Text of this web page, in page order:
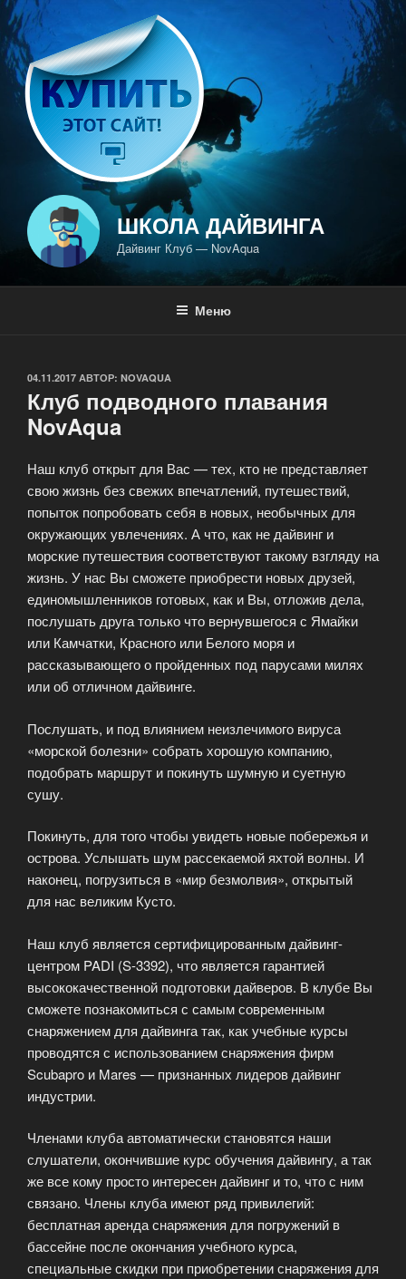
Перейти
к
содержимому
ШКОЛА ДАЙВИНГА
Дайвинг Клуб — NovAqua
Меню
ОПУБЛИКОВАНО
04.11.2017 АВТОР: NOVAQUA
Клуб подводного плавания
NovAqua
Наш клуб открыт для Вас — тех, кто не представляет
свою жизнь без свежих впечатлений, путешествий,
попыток попробовать себя в новых, необычных для
окружающих увлечениях. А что, как не дайвинг и
морские путешествия соответствуют такому взгляду на
жизнь. У нас Вы сможете приобрести новых друзей,
единомышленников готовых, как и Вы, отложив дела,
послушать друга только что вернувшегося с Ямайки
или Камчатки, Красного или Белого моря и
рассказывающего о пройденных под парусами милях
или об отличном дайвинге.
Послушать, и под влиянием неизлечимого вируса
«морской болезни» собрать хорошую компанию,
подобрать маршрут и покинуть шумную и суетную
сушу.
Покинуть, для того чтобы увидеть новые побережья и
острова. Услышать шум рассекаемой яхтой волны. И
наконец, погрузиться в «мир безмолвия», открытый
для нас великим Кусто.
Наш клуб является сертифицированным дайвинг-
центром PADI (S-3392), что является гарантией
высококачественной подготовки дайверов. В клубе Вы
сможете познакомиться с самым современным
снаряжением для дайвинга так, как учебные курсы
проводятся с использованием снаряжения фирм
Scubapro и Mares — признанных лидеров дайвинг
индустрии.
Членами клуба автоматически становятся наши
слушатели, окончившие курс обучения дайвингу, а так
же все кому просто интересен дайвинг и то, что с ним
связано. Члены клуба имеют ряд привилегий:
бесплатная аренда снаряжения для погружений в
бассейне после окончания учебного курса,
специальные скидки при приобретении снаряжения для